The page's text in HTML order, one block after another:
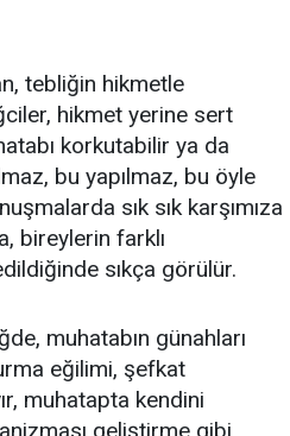
tebliğin hikmetle
hikmet yerine sert
korkutabilir ya da
bu yapılmaz, bu öyle
sık sık karşımıza
bireylerin farklı
sıkça görülür.
muhatabın günahları
eğilimi, şefkat
muhatapta kendini